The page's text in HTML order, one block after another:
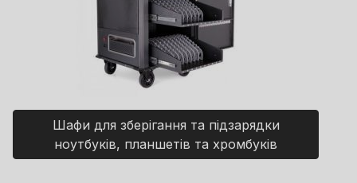
Шафи для зберігання та підзарядки
ноутбуків, планшетів та хромбуків